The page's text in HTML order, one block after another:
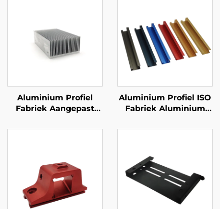
Aluminium Profiel
Fabriek Aangepast
6061 6063
Aluminium Profiel ISO
Fabriek Aluminium
Aangepaste